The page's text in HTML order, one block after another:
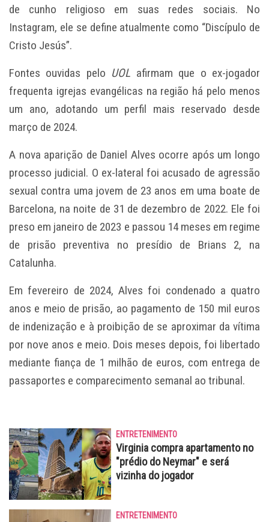
de cunho religioso em suas redes sociais. No
Instagram, ele se define atualmente como “Discípulo de
Cristo Jesús”.
Fontes ouvidas pelo UOL afirmam que o ex-jogador
frequenta igrejas evangélicas na região há pelo menos
um ano, adotando um perfil mais reservado desde
março de 2024.
A nova aparição de Daniel Alves ocorre após um longo
processo judicial. O ex-lateral foi acusado de agressão
sexual contra uma jovem de 23 anos em uma boate de
Barcelona, na noite de 31 de dezembro de 2022. Ele foi
preso em janeiro de 2023 e passou 14 meses em regime
de prisão preventiva no presídio de Brians 2, na
Catalunha.
Em fevereiro de 2024, Alves foi condenado a quatro
anos e meio de prisão, ao pagamento de 150 mil euros
de indenização e à proibição de se aproximar da vítima
por nove anos e meio. Dois meses depois, foi libertado
mediante fiança de 1 milhão de euros, com entrega de
passaportes e comparecimento semanal ao tribunal.
ENTRETENIMENTO
Virginia compra apartamento no
"prédio do Neymar" e será
vizinha do jogador
ENTRETENIMENTO